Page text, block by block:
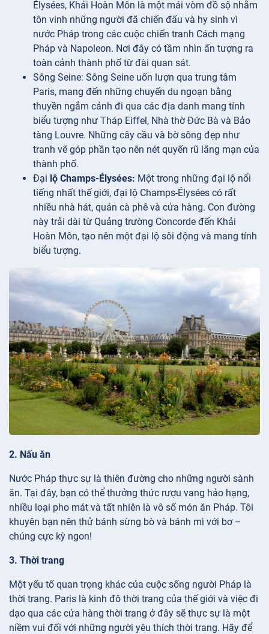
Élysées, Khải Hoàn Môn là một mái vòm đồ sộ nhằm
tôn vinh những người đã chiến đấu và hy sinh vì
nước Pháp trong các cuộc chiến tranh Cách mạng
Pháp và Napoleon. Nơi đây có tầm nhìn ấn tượng ra
toàn cảnh thành phố từ đài quan sát.
Sông Seine: Sông Seine uốn lượn qua trung tâm
Paris, mang đến những chuyến du ngoạn bằng
thuyền ngắm cảnh đi qua các địa danh mang tính
biểu tượng như Tháp Eiffel, Nhà thờ Đức Bà và Bảo
tàng Louvre. Những cây cầu và bờ sông đẹp như
tranh vẽ góp phần tạo nên nét quyến rũ lãng mạn của
thành phố.
Đại lộ Champs-Élysées: Một trong những đại lộ nổi
tiếng nhất thế giới, đại lộ Champs-Élysées có rất
nhiều nhà hát, quán cà phê và cửa hàng. Con đường
này trải dài từ Quảng trường Concorde đến Khải
Hoàn Môn, tạo nên một đại lộ sôi động và mang tính
biểu tượng.
2. Nấu ăn
Nước Pháp thực sự là thiên đường cho những người sành
ăn. Tại đây, bạn có thể thưởng thức rượu vang hảo hạng,
nhiều loại pho mát và tất nhiên là vô số món ăn Pháp. Tôi
khuyên bạn nên thử bánh sừng bò và bánh mì với bơ –
chúng cực kỳ ngon!
3. Thời trang
Một yếu tố quan trọng khác của cuộc sống người Pháp là
thời trang. Paris là kinh đô thời trang của thế giới và việc đi
dạo qua các cửa hàng thời trang ở đây sẽ thực sự là một
niềm vui đối với những người yêu thích thời trang. Hãy để